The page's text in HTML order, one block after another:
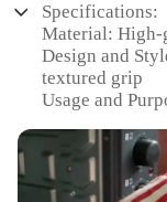
Specifications:
Material: High-
Design and
textured grip
Usage and
Performance
easy to clean
Shape or Size